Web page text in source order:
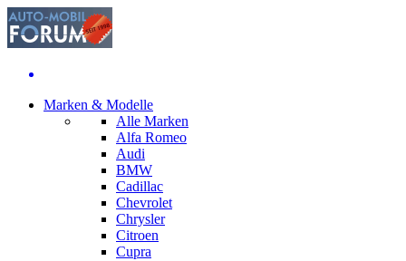
Marken & Modelle
Alle Marken
Alfa Romeo
Audi
BMW
Cadillac
Chevrolet
Chrysler
Citroen
Cupra